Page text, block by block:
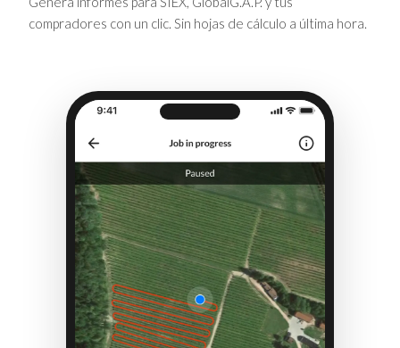
compradores con un clic. Sin hojas de cálculo a última hora.